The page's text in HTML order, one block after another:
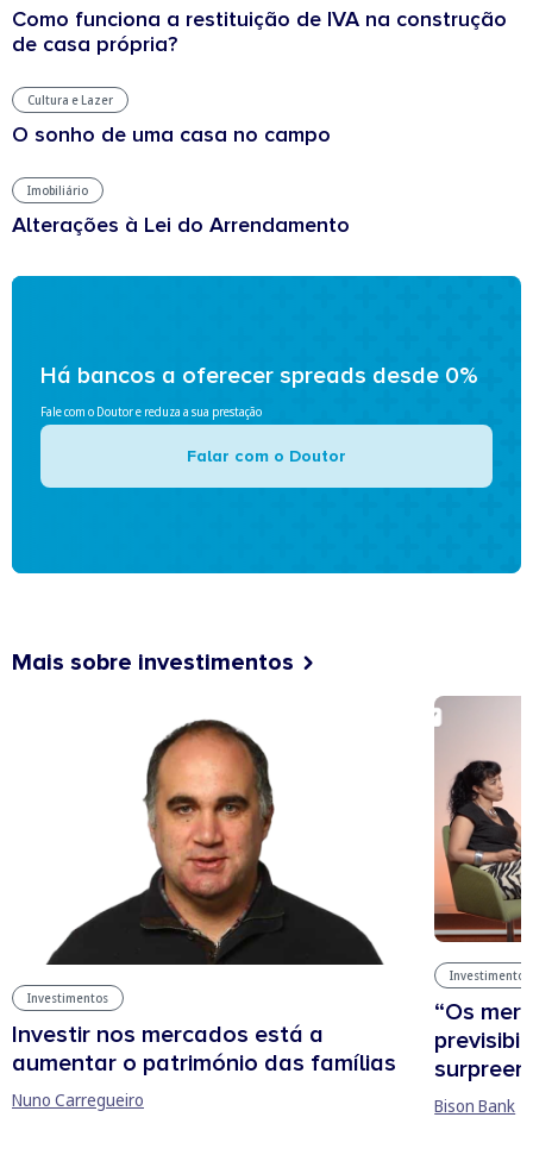
Como funciona a restituição de IVA na construção
de casa própria?
Cultura e Lazer
O sonho de uma casa no campo
Imobiliário
Alterações à Lei do Arrendamento
Há bancos a oferecer spreads desde 0%
Fale com o Doutor e reduza a sua prestação
Falar com o Doutor
Mais sobre investimentos
Investimentos
Investir nos mercados está a
aumentar o património das famílias
Nuno Carregueiro
Investimentos
“Os
Bison Bank